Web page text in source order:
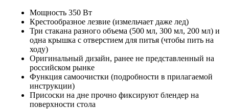
Мощность 350 Вт
Крестообразное лезвие (измельчает даже лед)
Три стакана разного объема (500 мл, 300 мл, 200 мл) и
одна крышка с отверстием для питья (чтобы пить на
ходу)
Оригинальный дизайн, ранее не представленный на
российском рынке
Функция самоочистки (подробности в прилагаемой
инструкции)
Присоски на дне прочно фиксируют блендер на
поверхности стола